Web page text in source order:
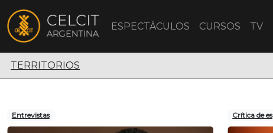
ESPECTÁCULOS CURSOS TV
Territorios escénicos
TERRITORIOS
Entrevistas Crítica de